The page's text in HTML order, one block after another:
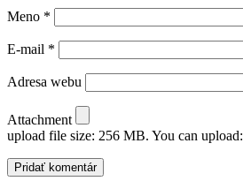
Meno *
E-mail *
Adresa webu
Attachment
upload file size: 256 MB. You can upload: